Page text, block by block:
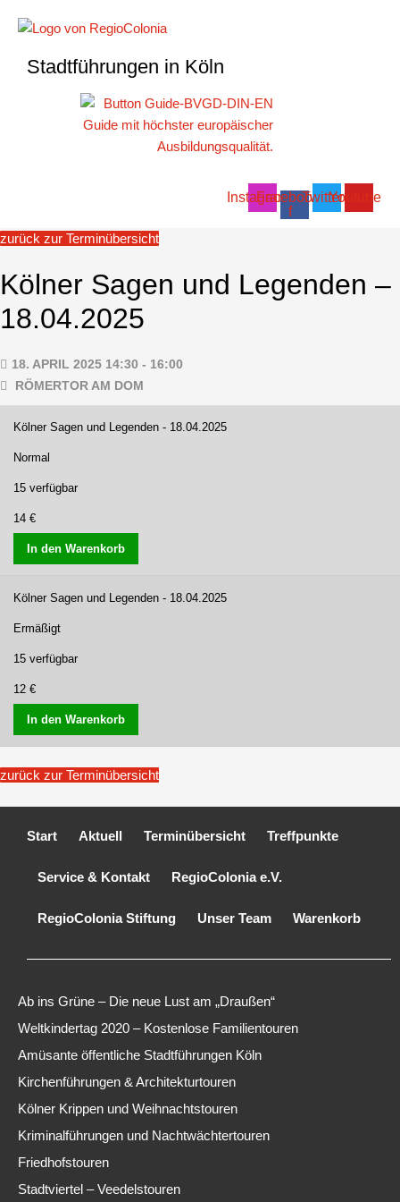
Inhalt
Stadtführungen in Köln
InstagramFacebook-
f
TwitterYoutube
zurück zur Terminübersicht
Kölner Sagen und Legenden –
18.04.2025
18. APRIL 2025 14:30 - 16:00
RÖMERTOR AM DOM
Kölner Sagen und Legenden - 18.04.2025
Normal
15 verfügbar
14 €
In den Warenkorb
Kölner Sagen und Legenden - 18.04.2025
Ermäßigt
15 verfügbar
12 €
In den Warenkorb
zurück zur Terminübersicht
Start Aktuell Terminübersicht Treffpunkte
Service & Kontakt RegioColonia e.V.
RegioColonia Stiftung Unser Team Warenkorb
Ab ins Grüne – Die neue Lust am „Draußen“
Weltkindertag 2020 – Kostenlose Familientouren
Amüsante öffentliche Stadtführungen Köln
Kirchenführungen & Architekturtouren
Kölner Krippen und Weihnachtstouren
Kriminalführungen und Nachtwächtertouren
Friedhofstouren
Stadtviertel – Veedelstouren